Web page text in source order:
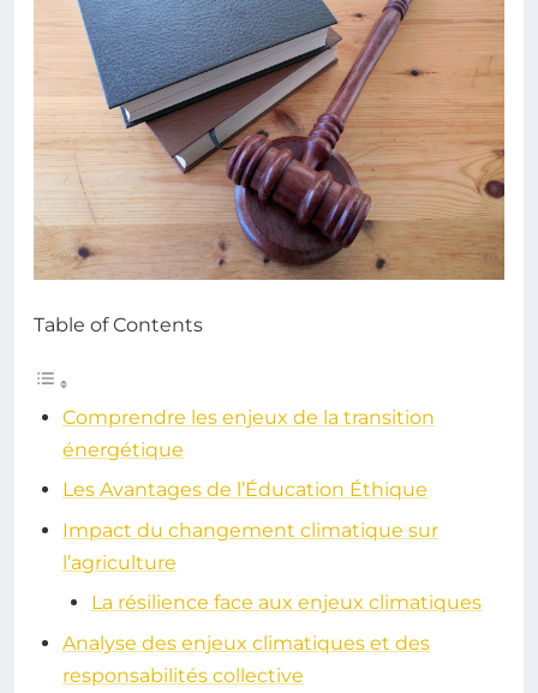
Table of Contents
Comprendre les enjeux de la transition
énergétique
Les Avantages de l’Éducation Éthique
Impact du changement climatique sur
l’agriculture
La résilience face aux enjeux climatiques
Analyse des enjeux climatiques et des
responsabilités collective